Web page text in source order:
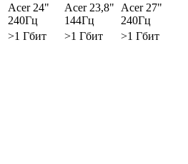
Acer 24"
240Гц
Acer 23,8"
144Гц
Acer 27"
240Гц
>1 Гбит >1 Гбит >1 Гбит